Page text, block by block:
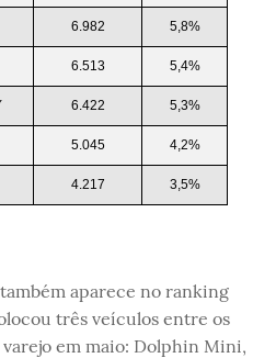
6.982 5,8%
6.513 5,4%
6.422 5,3%
5.045 4,2%
4.217 3,5%
aparece no ranking
três veículos entre os
em maio: Dolphin Mini,